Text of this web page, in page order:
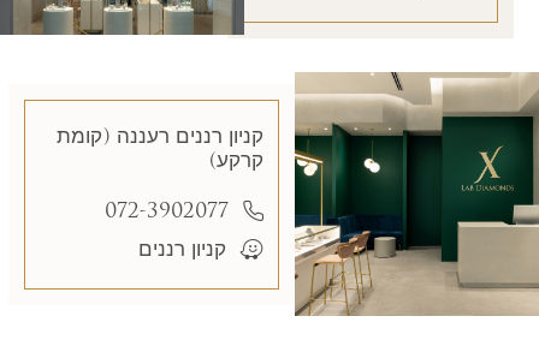
קניון רננים רעננה (קומת
קרקע)
072-3902077
קניון רננים